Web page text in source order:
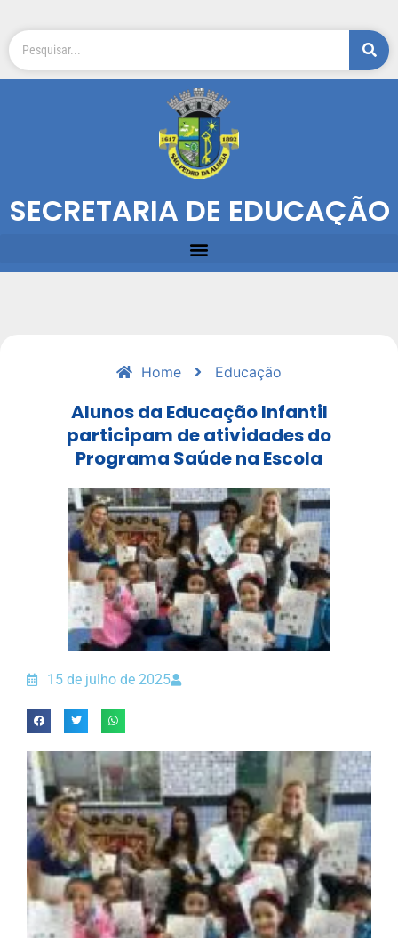
SECRETARIA DE EDUCAÇÃO
Home Educação
Alunos da Educação Infantil
participam de atividades do
Programa Saúde na Escola
15 de julho de 2025